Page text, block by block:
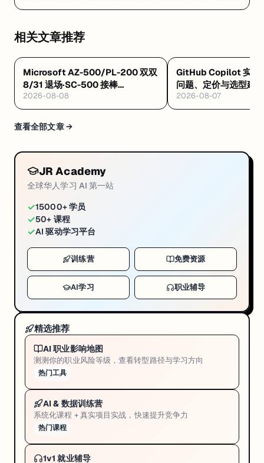
相关文章推荐
Microsoft AZ-500/PL-200 双双
8/31 退场·SC-500 接棒
·Databricks GenAI 工程认证解析
·Google GEAR 免费 AI 课
2026-08-08
GitHub Copilot 实战
问题、定价与选型建议
2026-08-07
查看全部文章 →
JR Academy
全球华人学习 AI 第一站
✓15000+ 学员
✓50+ 课程
✓AI 驱动学习平台
训练营 免费资源
AI学习 职业辅导
精选推荐
AI 职业影响地图
测测你的职业风险等级，查看转型路径与学习方向
热门工具
AI & 数据训练营
系统化课程 + 真实项目实战，快速提升竞争力
热门课程
1v1 就业辅导